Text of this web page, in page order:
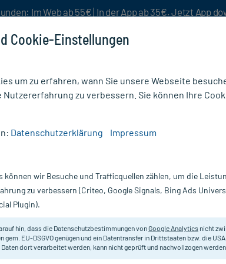
Im Web ab 55€ | In der App ab 35€. Jetzt App
Nur für kurze Zeit:Gratis-Versand* ab 19€
Plus 800
Doppelherz
Chondroitinsulfat.
Cookie-Einstellungen
um zu erfahren, wann Sie unsere Webseite
Nutzererfahrung zu verbessern. Sie können Ihre
Datenschutzerklärung Impressum
können wir Besuche und Trafficquellen zählen, um die
zu verbessern (Criteo, Google Signals, Bing Ads
Plugin).
hin, dass die Datenschutzbestimmungen vonGoogle Analytics nicht
gem. EU-DSGVO genügen und ein Datentransfer in Drittstaaten bzw. die
Daten dort verarbeitet werden, kann nicht geprüft und nachvollzogen werden.